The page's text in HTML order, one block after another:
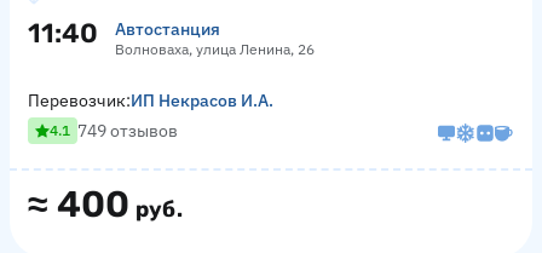
11:40 Автостанция
Волноваха, улица Ленина, 26
≈ 400 руб.
Перевозчик:ИП Некрасов И.А.
4.1 749 отзывов